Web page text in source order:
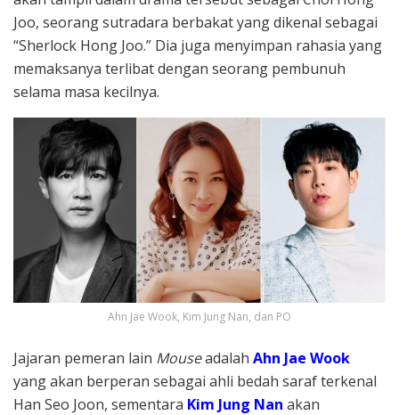
Joo, seorang sutradara berbakat yang dikenal sebagai
“Sherlock Hong Joo.” Dia juga menyimpan rahasia yang
memaksanya terlibat dengan seorang pembunuh
selama masa kecilnya.
Ahn Jae Wook, Kim Jung Nan, dan PO
Jajaran pemeran lain Mouseadalah Ahn Jae Wook
yang akan berperan sebagai ahli bedah saraf terkenal
Han Seo Joon, sementara Kim Jung Nan akan